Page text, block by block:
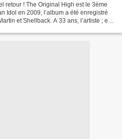
retour ! The Original High est le 3ème
Idol en 2009, l’album a été enregistré
et Shellback. A 33 ans, l’artiste ; en